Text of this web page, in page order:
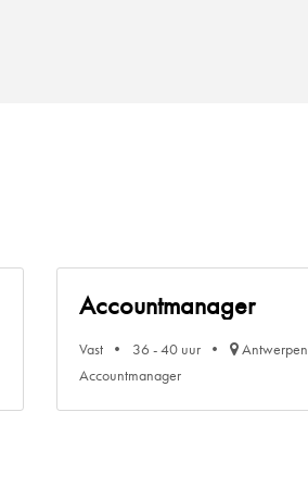
Accountmanager
Vast 36 - 40 uur Antwerpen
Accountmanager